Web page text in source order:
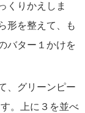
くりかえしま
形を整えて、も
バター１かけを
、グリーンピー
。上に３を並べ